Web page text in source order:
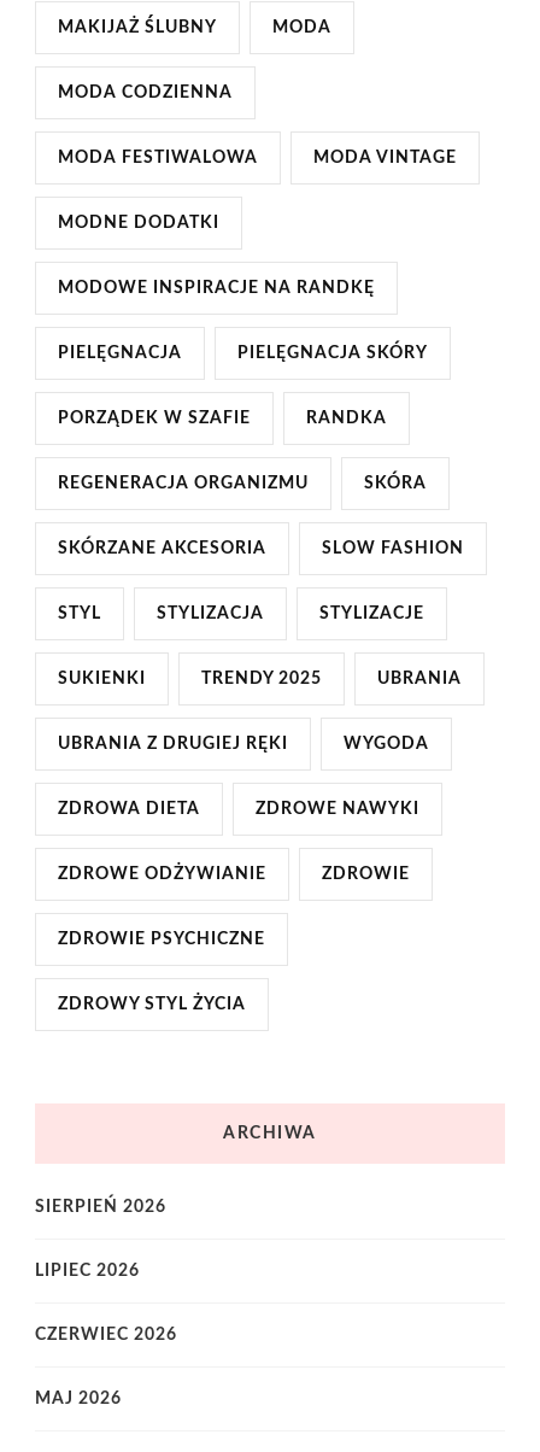
MAKIJAŻ ŚLUBNY MODA
MODA CODZIENNA
MODA FESTIWALOWA MODA VINTAGE
MODNE DODATKI
MODOWE INSPIRACJE NA RANDKĘ
PIELĘGNACJA PIELĘGNACJA SKÓRY
PORZĄDEK W SZAFIE RANDKA
REGENERACJA ORGANIZMU SKÓRA
SKÓRZANE AKCESORIA SLOW FASHION
STYL STYLIZACJA STYLIZACJE
SUKIENKI TRENDY 2025 UBRANIA
UBRANIA Z DRUGIEJ RĘKI WYGODA
ZDROWA DIETA ZDROWE NAWYKI
ZDROWE ODŻYWIANIE ZDROWIE
ZDROWIE PSYCHICZNE
ZDROWY STYL ŻYCIA
ARCHIWA
SIERPIEŃ 2026
LIPIEC 2026
CZERWIEC 2026
MAJ 2026